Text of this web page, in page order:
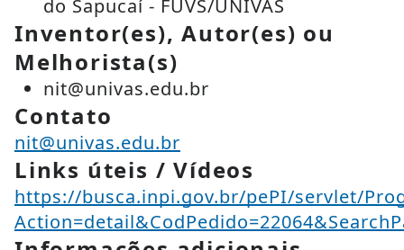
do Sapucaí - FUVS/UNIVAS
Inventor(es), Autor(es) ou
Melhorista(s)
nit@univas.edu.br
Contato
nit@univas.edu.br
Links úteis / Vídeos
https://busca.inpi.gov.br/pePI/servlet/